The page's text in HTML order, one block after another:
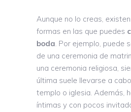
Aunque no lo creas,
formas en las que puedes
boda. Por ejemplo, puede
de una ceremonia de
una ceremonia religiosa,
última suele llevarse a
templo o iglesia. Además,
íntimas y con pocos